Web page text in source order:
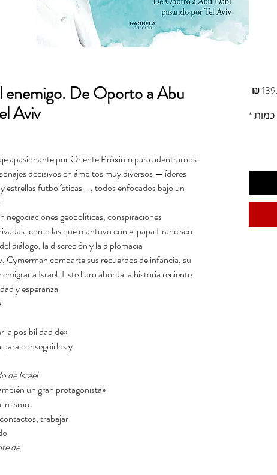
enemigo. De Oporto a Abu
Aviv
apasionante por Oriente Próximo para adentrarnos
decisivos en ámbitos muy diversos —líderes
y estrellas futbolísticas—, todos enfocados bajo un
negociaciones geopolíticas, conspiraciones
como las que mantuvo con el papa Francisco.
diálogo, la discreción y la diplomacia.
comparte sus recuerdos de infancia, su
a Israel. Este libro aborda la historia reciente
y esperanza.
la Paz…».
«Fue uno de los primeros en vaticinar la posibilidad de
conseguirlos y
de Israel.
«Henrique es un gran periodista, y también un gran protagonista
mismo
trabajar
de
כמות*